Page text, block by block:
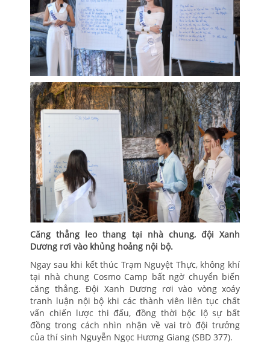
Căng thẳng leo thang tại nhà chung, đội Xanh
Dương rơi vào khủng hoảng nội bộ.
Ngay sau khi kết thúc Trạm Nguyệt Thực, không khí
tại nhà chung Cosmo Camp bất ngờ chuyển biến
căng thẳng. Đội Xanh Dương rơi vào vòng xoáy
tranh luận nội bộ khi các thành viên liên tục chất
vấn chiến lược thi đấu, đồng thời bộc lộ sự bất
đồng trong cách nhìn nhận về vai trò đội trưởng
của thí sinh Nguyễn Ngọc Hương Giang (SBD 377).